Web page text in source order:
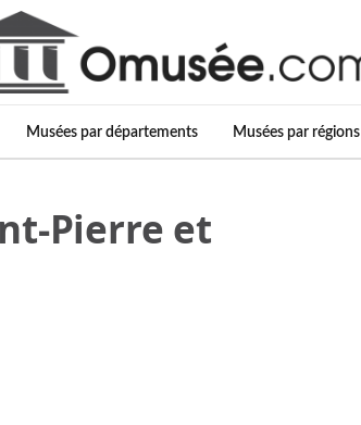
Musées par départements Musées par régions
Pierre et